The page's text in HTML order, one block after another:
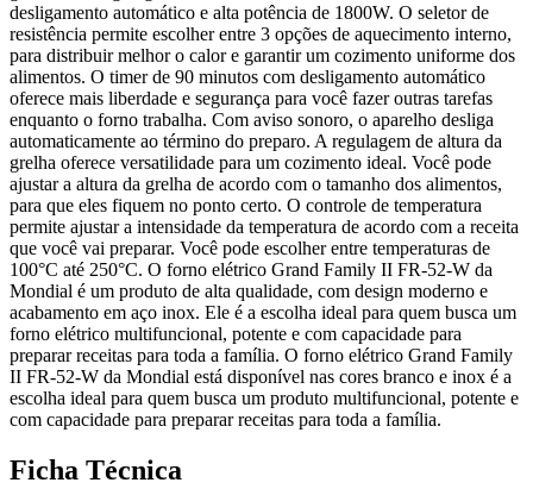
desligamento automático e alta potência de 1800W. O seletor de
resistência permite escolher entre 3 opções de aquecimento interno,
para distribuir melhor o calor e garantir um cozimento uniforme dos
alimentos. O timer de 90 minutos com desligamento automático
oferece mais liberdade e segurança para você fazer outras tarefas
enquanto o forno trabalha. Com aviso sonoro, o aparelho desliga
automaticamente ao término do preparo. A regulagem de altura da
grelha oferece versatilidade para um cozimento ideal. Você pode
ajustar a altura da grelha de acordo com o tamanho dos alimentos,
para que eles fiquem no ponto certo. O controle de temperatura
permite ajustar a intensidade da temperatura de acordo com a receita
que você vai preparar. Você pode escolher entre temperaturas de
100°C até 250°C. O forno elétrico Grand Family II FR-52-W da
Mondial é um produto de alta qualidade, com design moderno e
acabamento em aço inox. Ele é a escolha ideal para quem busca um
forno elétrico multifuncional, potente e com capacidade para
preparar receitas para toda a família. O forno elétrico Grand Family
II FR-52-W da Mondial está disponível nas cores branco e inox é a
escolha ideal para quem busca um produto multifuncional, potente e
com capacidade para preparar receitas para toda a família.
Ficha Técnica